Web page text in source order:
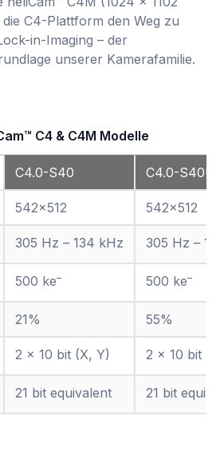
C4-Plattform den Weg zu
in-Imaging – der
unserer Kamerafamilie.
C4.0-S40 C4.0-S40U
542×512 542×512
305 Hz – 134 kHz 305 Hz –
500 ke– 500 ke–
21% 55%
2 × 10 bit (X, Y) 2 × 10 bit
21 bit equivalent 21 bit